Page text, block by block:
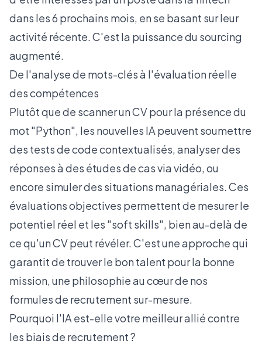
dans les 6 prochains mois, en se basant sur leur
activité récente. C'est la puissance du sourcing
augmenté.
De l'analyse de mots-clés à l'évaluation réelle
des compétences
Plutôt que de scanner un CV pour la présence du
mot "Python", les nouvelles IA peuvent soumettre
des tests de code contextualisés, analyser des
réponses à des études de cas via vidéo, ou
encore simuler des situations managériales. Ces
évaluations objectives permettent de mesurer le
potentiel réel et les "soft skills", bien au-delà de
ce qu'un CV peut révéler. C'est une approche qui
garantit de trouver le bon talent pour la bonne
mission, une philosophie au cœur de nos
formules de recrutement sur-mesure.
Pourquoi l'IA est-elle votre meilleur allié contre
les biais de recrutement ?